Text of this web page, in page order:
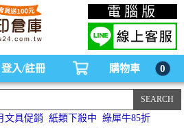
粉匣，環保碳粉匣,連續供墨印表機-office24列印
線上購物手機版
電腦版
登入/註冊 購物車 0
文具促銷 紙類下殺中
綠犀牛85折